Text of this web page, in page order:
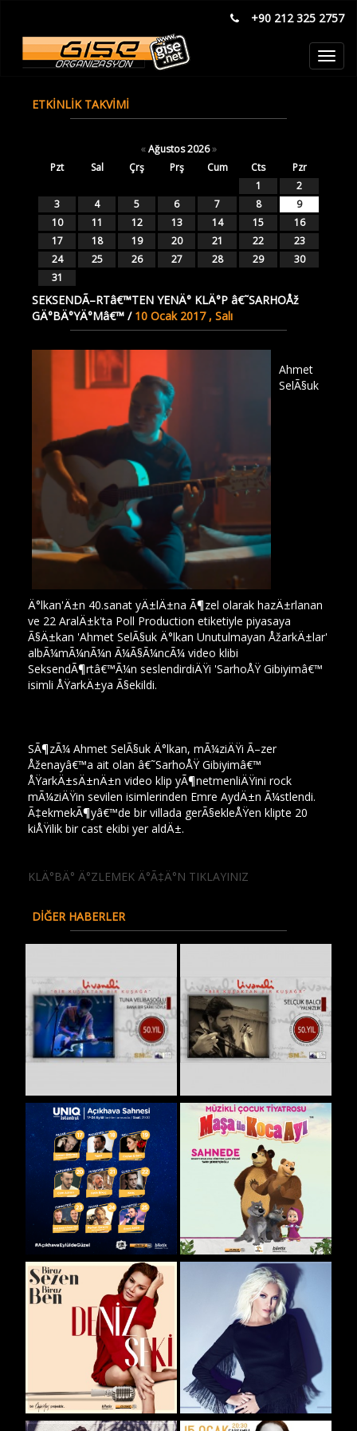
+90 212 325 2757
ETKİNLİK TAKVİMİ
«Ağustos 2026»
Pzt
Sal Çrş Prş Cum Cts
Pzr
1
2
3
4 5 6 7 8
9
10
11 12 13 14 15
16
17
18 19 20 21 22
23
24
25 26 27 28 29
30
31
SEKSENDÃ–RTâ€™TEN YENÄ° KLÄ°P â€˜SARHOÅž
GÄ°BÄ°YÄ°Mâ€™ / 10 Ocak 2017 , Salı
Ahmet
SelÃ§uk
Ä°lkan'Ä±n 40.sanat yÄ±lÄ±na Ã¶zel olarak hazÄ±rlanan
ve 22 AralÄ±k'ta Poll Production etiketiyle piyasaya
Ã§Ä±kan 'Ahmet SelÃ§uk Ä°lkan Unutulmayan ÅžarkÄ±lar'
albÃ¼mÃ¼nÃ¼n Ã¼Ã§Ã¼ncÃ¼ video klibi
SeksendÃ¶rtâ€™Ã¼n seslendirdiÄŸi 'SarhoÅŸ Gibiyimâ€™
isimli ÅŸarkÄ±ya Ã§ekildi.
SÃ¶zÃ¼ Ahmet SelÃ§uk Ä°lkan, mÃ¼ziÄŸi Ã–zer
Åženayâ€™a ait olan â€˜SarhoÅŸ Gibiyimâ€™
ÅŸarkÄ±sÄ±nÄ±n video klip yÃ¶netmenliÄŸini rock
mÃ¼ziÄŸin sevilen isimlerinden Emre AydÄ±n Ã¼stlendi.
Ã‡ekmekÃ¶yâ€™de bir villada gerÃ§ekleÅŸen klipte 20
kiÅŸilik bir cast ekibi yer aldÄ±.
KLÄ°BÄ° Ä°ZLEMEK Ä°Ã‡Ä°N TIKLAYINIZ
DİĞER HABERLER
Ayrıntılar Ayrıntılar
Ayrıntılar Ayrıntılar
Ayrıntılar